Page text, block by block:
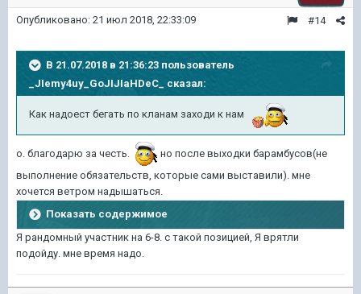
#14
Опубликовано: 21 июл 2018, 22:33:09
В 21.07.2018 в 21:36:23 пользователь
_JIemy4uy_GoJIJIaHDeC_ сказал:
Как надоест бегать по кланам заходи к нам
о. благодарю за честь.
но после выходки барамбусов(не
выполнение обязательств, которые сами выставили). мне
хочется ветром надышаться.
Показать содержимое
Я рандомный участник на 6-8. с такой позицией, Я врятли
подойду. мне время надо.